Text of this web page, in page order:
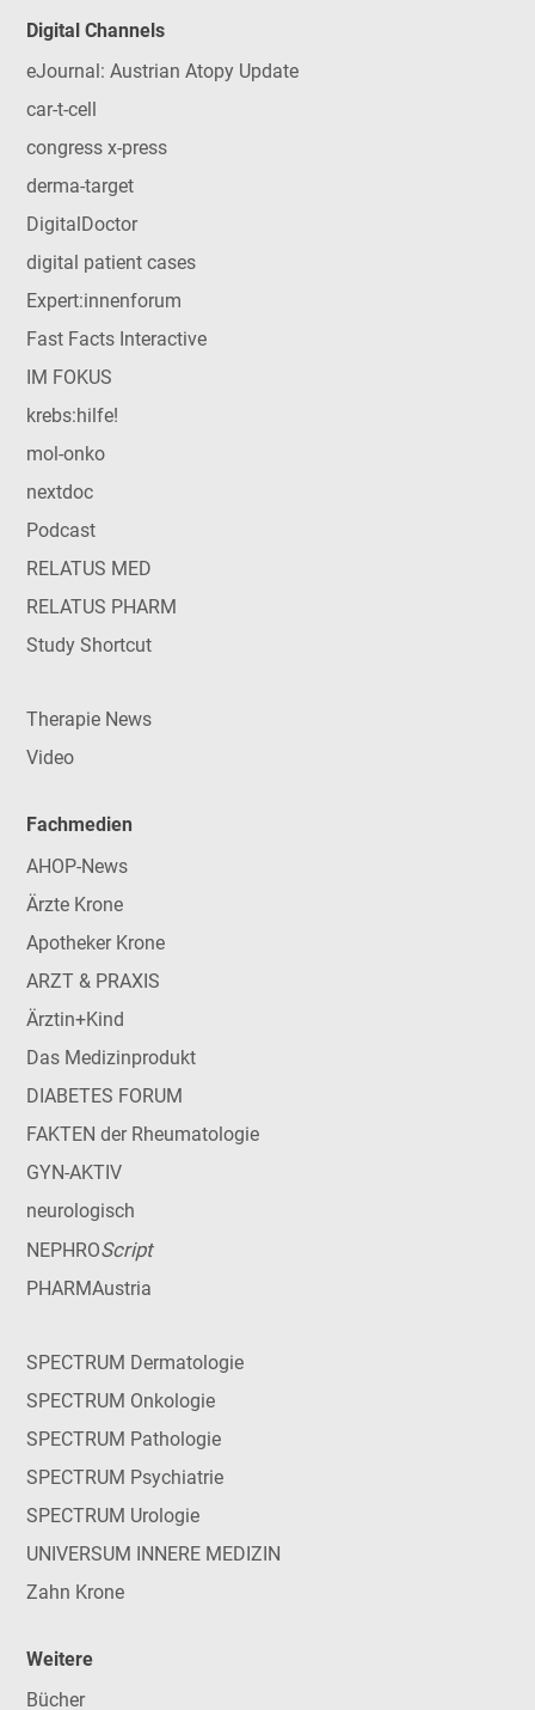
Digital Channels
eJournal: Austrian Atopy Update
car-t-cell
congress x-press
derma-target
DigitalDoctor
digital patient cases
Expert:innenforum
Fast Facts Interactive
IM FOKUS
krebs:hilfe!
mol-onko
nextdoc
Podcast
RELATUS MED
RELATUS PHARM
Study Shortcut
Therapie News
Video
Fachmedien
AHOP-News
Ärzte Krone
Apotheker Krone
ARZT & PRAXIS
Ärztin+Kind
Das Medizinprodukt
DIABETES FORUM
FAKTEN der Rheumatologie
GYN-AKTIV
neurologisch
NEPHROScript
PHARMAustria
SPECTRUM Dermatologie
SPECTRUM Onkologie
SPECTRUM Pathologie
SPECTRUM Psychiatrie
SPECTRUM Urologie
UNIVERSUM INNERE MEDIZIN
Zahn Krone
Weitere
Bücher